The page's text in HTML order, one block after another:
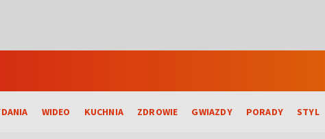
WIDEO KUCHNIA ZDROWIE GWIAZDY PORADY STYL